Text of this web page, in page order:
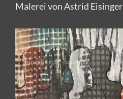
Malerei von Astrid Eisinger